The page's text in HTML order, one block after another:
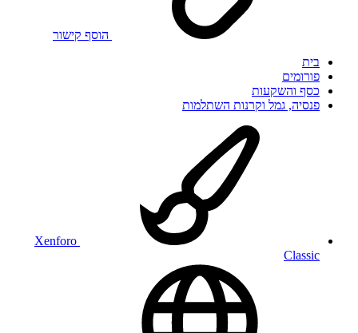
הוסף קישור
בית
פורומים
כסף והשקעות
פנסיה, גמל וקרנות השתלמות
Xenforo
Classic